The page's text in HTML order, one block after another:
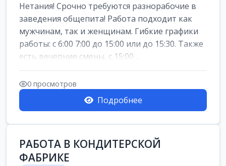
Нетания! Срочно требуются разнорабочие в
заведения общепита! Работа подходит как
мужчинам, так и женщинам. Гибкие графики
работы: с 6:00 7:00 до 15:00 или до 15:30. Также
есть вечерние смены, с 15:00 ...
0 просмотров
Подробнее
РАБОТА В КОНДИТЕРСКОЙ
ФАБРИКЕ